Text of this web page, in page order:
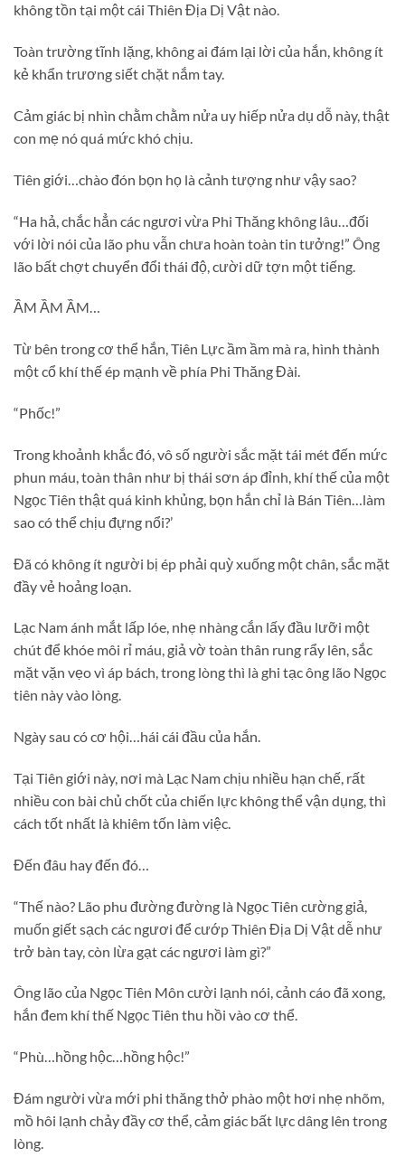
không tồn tại một cái Thiên Địa Dị Vật nào.
Toàn trường tĩnh lặng, không ai đám lại lời của hắn, không ít
kẻ khẩn trương siết chặt nắm tay.
Cảm giác bị nhìn chằm chằm nửa uy hiếp nửa dụ dỗ này, thật
con mẹ nó quá mức khó chịu.
Tiên giới…chào đón bọn họ là cảnh tượng như vậy sao?
“Ha hả, chắc hẳn các ngươi vừa Phi Thăng không lâu…đối
với lời nói của lão phu vẫn chưa hoàn toàn tin tưởng!” Ông
lão bất chợt chuyển đổi thái độ, cười dữ tợn một tiếng.
ẦM ẦM ẦM…
Từ bên trong cơ thể hắn, Tiên Lực ầm ầm mà ra, hình thành
một cổ khí thế ép mạnh về phía Phi Thăng Đài.
“Phốc!”
Trong khoảnh khắc đó, vô số người sắc mặt tái mét đến mức
phun máu, toàn thân như bị thái sơn áp đỉnh, khí thế của một
Ngọc Tiên thật quá kinh khủng, bọn hắn chỉ là Bán Tiên…làm
sao có thể chịu đựng nổi?’
Đã có không ít người bị ép phải quỳ xuống một chân, sắc mặt
đầy vẻ hoảng loạn.
Lạc Nam ánh mắt lấp lóe, nhẹ nhàng cắn lấy đầu lưỡi một
chút để khóe môi rỉ máu, giả vờ toàn thân rung rẩy lên, sắc
mặt vặn vẹo vì áp bách, trong lòng thì là ghi tạc ông lão Ngọc
tiên này vào lòng.
Ngày sau có cơ hội…hái cái đầu của hắn.
Tại Tiên giới này, nơi mà Lạc Nam chịu nhiều hạn chế, rất
nhiều con bài chủ chốt của chiến lực không thể vận dụng, thì
cách tốt nhất là khiêm tốn làm việc.
Đến đâu hay đến đó…
“Thế nào? Lão phu đường đường là Ngọc Tiên cường giả,
muốn giết sạch các ngươi để cướp Thiên Địa Dị Vật dễ như
trở bàn tay, còn lừa gạt các ngươi làm gì?”
Ông lão của Ngọc Tiên Môn cười lạnh nói, cảnh cáo đã xong,
hắn đem khí thế Ngọc Tiên thu hồi vào cơ thể.
“Phù…hồng hộc…hồng hộc!”
Đám người vừa mới phi thăng thở phào một hơi nhẹ nhõm,
mồ hôi lạnh chảy đầy cơ thể, cảm giác bất lực dâng lên trong
lòng.